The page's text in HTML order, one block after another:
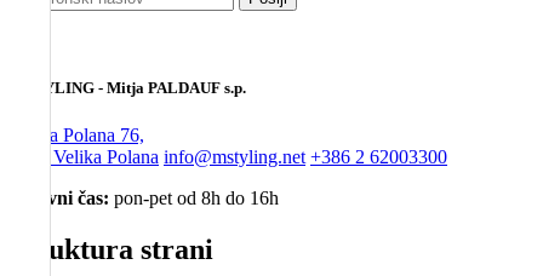
MSTYLING - Mitja PALDAUF s.p.
Velika Polana 76,
9225 Velika Polana info@mstyling.net +386 2 62003300
Delovni čas: pon-pet od 8h do 16h
Struktura strani